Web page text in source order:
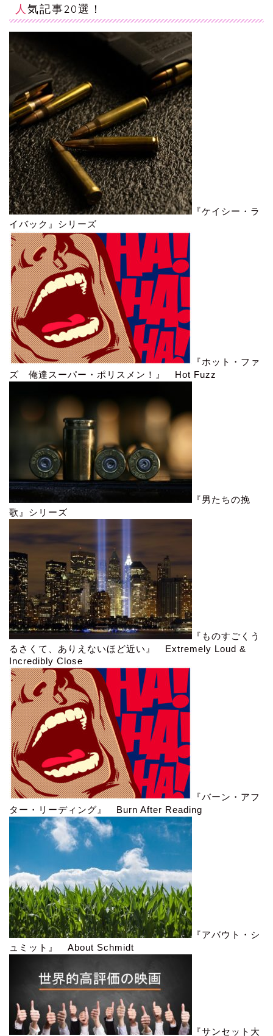
人気記事20選！
『ケイシー・ラ
イバック』シリーズ
『ホット・ファ
ズ 俺達スーパー・ポリスメン！』 Hot Fuzz
『男たちの挽
歌』シリーズ
『ものすごくう
るさくて、ありえないほど近い』 Extremely Loud &
Incredibly Close
『バーン・アフ
ター・リーディング』 Burn After Reading
『アバウト・シ
ュミット』 About Schmidt
『サンセット大